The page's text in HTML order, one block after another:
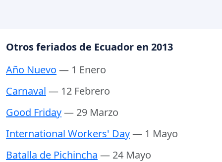
Otros feriados de Ecuador en 2013
Año Nuevo — 1 Enero
Carnaval — 12 Febrero
Good Friday— 29 Marzo
International Workers' Day— 1 Mayo
Batalla de Pichincha — 24 Mayo